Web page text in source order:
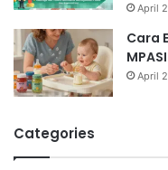
April
Cara
April
Categories